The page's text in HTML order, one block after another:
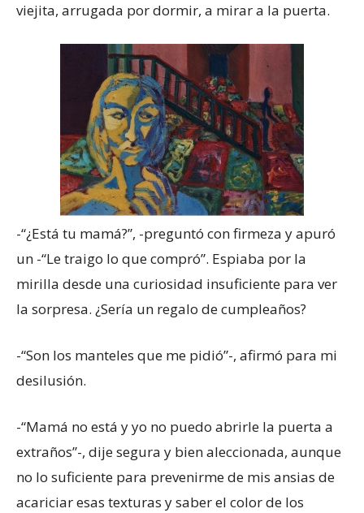
viejita, arrugada por dormir, a mirar a la puerta.
-“¿Está tu mamá?”, -preguntó con firmeza y apuró
un -“Le traigo lo que compró”. Espiaba por la
mirilla desde una curiosidad insuficiente para ver
la sorpresa. ¿Sería un regalo de cumpleaños?
-“Son los manteles que me pidió”-, afirmó para mi
desilusión.
-“Mamá no está y yo no puedo abrirle la puerta a
extraños”-, dije segura y bien aleccionada, aunque
no lo suficiente para prevenirme de mis ansias de
acariciar esas texturas y saber el color de los